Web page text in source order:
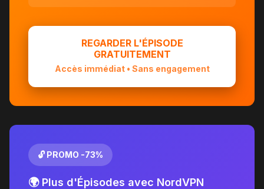
REGARDER L'ÉPISODE
GRATUITEMENT
Accès immédiat • Sans engagement
🔓 PROMO -73%
🌍 Plus d'Épisodes avec NordVPN